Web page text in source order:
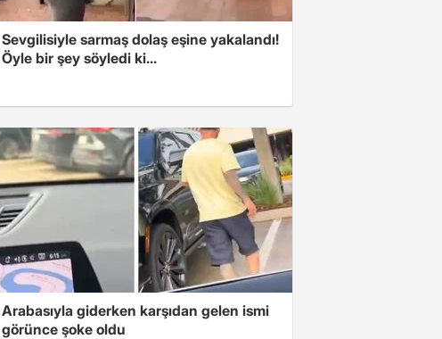
Sevgilisiyle sarmaş dolaş eşine yakalandı!
Öyle bir şey söyledi ki...
Arabasıyla giderken karşıdan gelen ismi
görünce şoke oldu